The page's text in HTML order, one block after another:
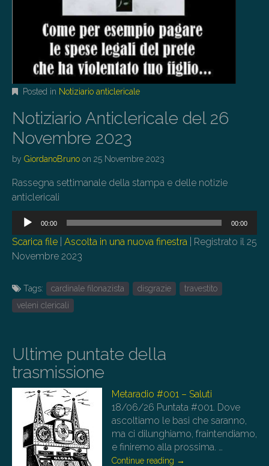
Posted in Notiziario anticlericale
Notiziario Anticlericale del 26
Novembre 2023
by GiordanoBruno on 25 Novembre 2023
Rassegna settimanale della stampa e delle notizie
anticlericali
Audio
00:00 00:00
Scarica file Ascolta in una nuova finestra
Registrato il 25
Novembre 2023
Tags: cardinale filonazista disgrazie
travestito
veleni clericali
Ultime puntate della
trasmissione
Metaradio #001 – Saluti
18/06/26 Puntata #001. Dove
ascoltiamo le basi che saranno,
ma ci dilunghiamo, fraintendiamo,
e finiremo alla prossima. …
Continue reading →